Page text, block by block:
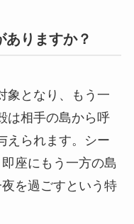
ありますか？
象となり、もう一
は相手の島から呼
えられます。シー
座にもう一方の島
を過ごすという特